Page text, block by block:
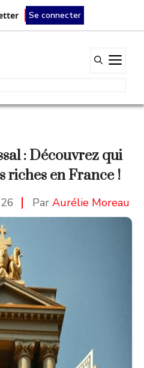
Se connecter
: Découvrez qui
riches en France !
Par Aurélie Moreau